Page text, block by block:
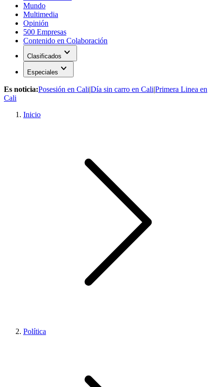
Mundo
Multimedia
Opinión
500 Empresas
Contenido en Colaboración
Clasificados expand_more
Especiales expand_more
Es noticia:Posesión en Cali|Día sin carro en Cali|Primera Linea en
Cali
Inicio
Política